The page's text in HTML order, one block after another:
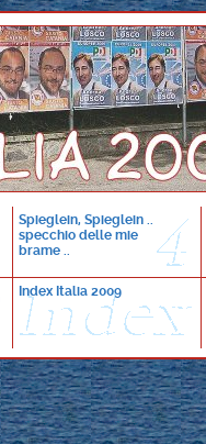
Spieglein, Spieglein ..
specchio delle mie
brame ..
Index Italia 2009